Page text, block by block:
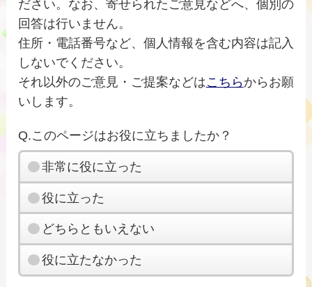
ださい。なお、寄せられたご意見などへ、個別の
回答は行いません。
住所・電話番号など、個人情報を含む内容は記入
しないでください。
それ以外のご意見・ご提案などはこちらからお願
いします。
Q.このページはお役に立ちましたか？
非常に役に立った
役に立った
どちらともいえない
役に立たなかった